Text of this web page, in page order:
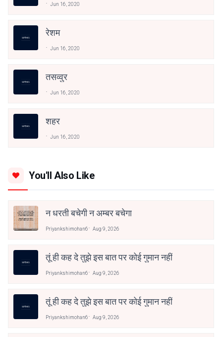
Jun 16, 2020
रेशम
Jun 16, 2020
तसव्वुर
Jun 16, 2020
शहर
Jun 16, 2020
You'll Also Like
न धरती बचेगी न अम्बर बचेगा
Priyankshimohan6 Aug 9, 2026
तूं ही कह दे तुझे इस बात पर कोई गुमान नहीं
Priyankshimohan6 Aug 9, 2026
तूं ही कह दे तुझे इस बात पर कोई गुमान नहीं
Priyankshimohan6 Aug 9, 2026